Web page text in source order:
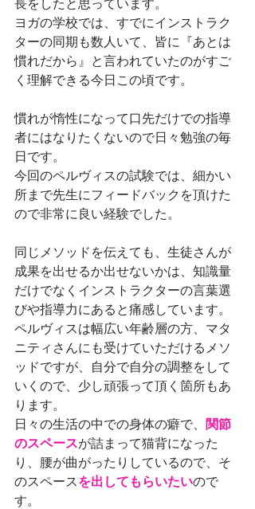
長をしたと思っています。
ヨガの学校では、すでにインストラク
ターの同期も数人いて、皆に『あとは
慣れだから』と言われていたのがすご
く理解できる今日この頃です。
慣れが惰性になって口先だけでの指導
者にはなりたくないので日々勉強の毎
日です。
今回のペルヴィスの試験では、細かい
所まで先生にフィードバックを頂けた
ので非常に良い経験でした。
同じメソッドを伝えても、生徒さんが
成果を出せるか出せないかは、知識量
だけでなくインストラクターの言葉選
びや指導力にあると痛感しています。
ペルヴィスは幅広い年齢層の方、マタ
ニティさんにも受けていただけるメソ
ッドですが、自分で自分の調整をして
いくので、少し頑張って頂く箇所もあ
ります。
日々の生活の中での身体の癖で、
関節
のスペースが詰まって猫背になった
り、腰が曲がったりしているので、そ
のスペースを出してもらいたいので
す。